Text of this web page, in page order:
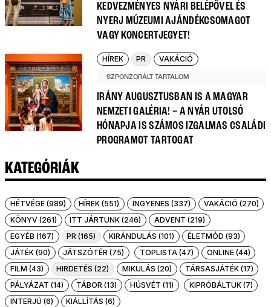
KEDVEZMÉNYES NYÁRI BELÉPŐVEL ÉS
NYERJ MÚZEUMI AJÁNDÉKCSOMAGOT
VAGY KONCERTJEGYET!
HÍREK PR VAKÁCIÓ
SZPONZORÁLT TARTALOM
IRÁNY AUGUSZTUSBAN IS A MAGYAR
NEMZETI GALÉRIA! – A NYÁR UTOLSÓ
HÓNAPJA IS SZÁMOS IZGALMAS CSALÁDI
PROGRAMOT TARTOGAT
KATEGÓRIÁK
HÉTVÉGE (989) HÍREK (551) INGYENES (337)
VAKÁCIÓ (270)
KÖNYV (261)
ITT JÁRTUNK (246)
ADVENT (219)
EGYÉB (167)
PR (165) KIRÁNDULÁS (101)
ÉLETMÓD (93)
JÁTÉK (90)
JÁTSZÓTÉR (75) TOPLISTA (47)
ONLINE (44)
FILM (43)
HIRDETÉS (22) MIKULÁS (20)
TÁRSASJÁTÉK (17)
PÁLYÁZAT (14)
TÁBOR (13) HÚSVÉT (11)
KIPRÓBÁLTUK (7)
INTERJÚ (6)
KIÁLLÍTÁS (6)